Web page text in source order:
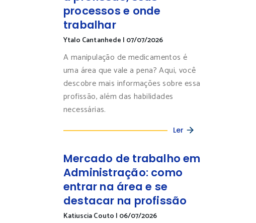
processos e onde
trabalhar
Ytalo Cantanhede | 07/07/2026
A manipulação de medicamentos é
uma área que vale a pena? Aqui, você
descobre mais informações sobre essa
profissão, além das habilidades
necessárias.
Ler
Mercado de trabalho em
Administração: como
entrar na área e se
destacar na profissão
Katiuscia Couto | 06/07/2026